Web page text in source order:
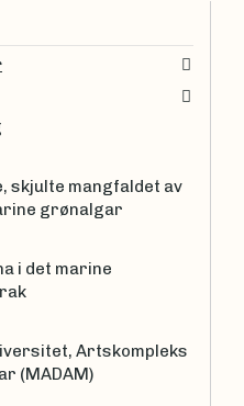
skjulte mangfaldet av
grønalgar
i det marine
Artskompleks
(MADAM)